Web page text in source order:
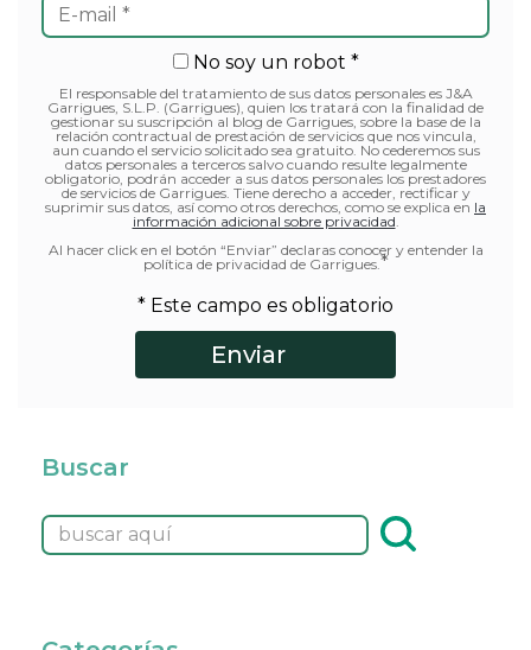
No soy un robot *
El responsable del tratamiento de sus datos personales es J&A
Garrigues, S.L.P. (Garrigues), quien los tratará con la finalidad de
gestionar su suscripción al blog de Garrigues, sobre la base de la
relación contractual de prestación de servicios que nos vincula,
aun cuando el servicio solicitado sea gratuito. No cederemos sus
datos personales a terceros salvo cuando resulte legalmente
obligatorio, podrán acceder a sus datos personales los prestadores
de servicios de Garrigues. Tiene derecho a acceder, rectificar y
suprimir sus datos, así como otros derechos, como se explica en la
información adicional sobre privacidad
Al hacer click en el botón “Enviar” declaras conocer y entender la
política de privacidad de Garrigues. *
* Este campo es obligatorio
Buscar